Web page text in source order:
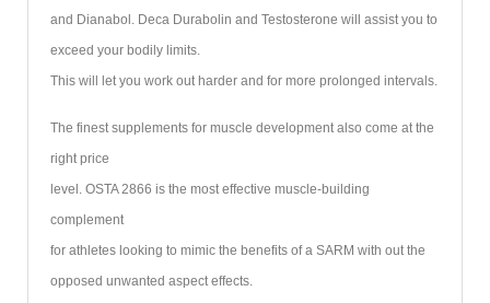
and Dianabol. Deca Durabolin and Testosterone will assist you to
exceed your bodily limits.
This will let you work out harder and for more prolonged intervals.
The finest supplements for muscle development also come at the
right price
level. OSTA 2866 is the most effective muscle-building
complement
for athletes looking to mimic the benefits of a SARM with out the
opposed unwanted aspect effects.